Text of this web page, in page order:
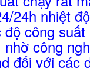
24h nhiệt
công
công
đối với các